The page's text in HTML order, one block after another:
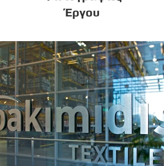
Έργου